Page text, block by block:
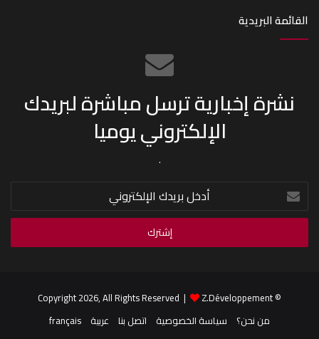
القائمة البريدية
نشرة إخبارية ترسل مباشرة لبريدك
الإلكتروني يوميا
.
أدخل
بريدك
الإلكتروني
© Copyright 2026, All Rights Reserved |
Z.Développement
من نحن؟
سياسة الخصوصية اتصل بنا عربية français